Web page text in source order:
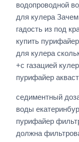
водопроводной
для кулера
гадость из под
купить
для кулера
+с газацией
пурифайер
седиментный
воды
пурифайер
должна